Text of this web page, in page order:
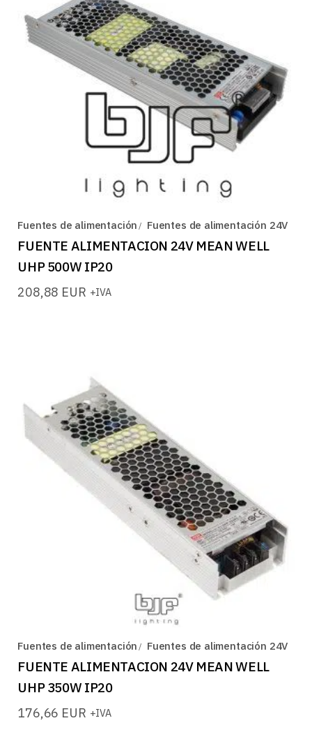
Fuentes de alimentación Fuentes de alimentación 24V
FUENTE ALIMENTACION 24V MEAN WELL
UHP 500W IP20
208,88 EUR +IVA
Fuentes de alimentación Fuentes de alimentación 24V
FUENTE ALIMENTACION 24V MEAN WELL
UHP 350W IP20
176,66 EUR +IVA